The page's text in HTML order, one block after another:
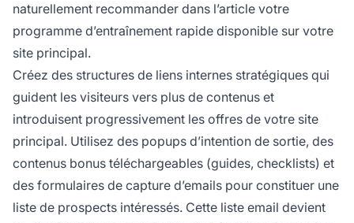
naturellement recommander dans l’article votre
programme d’entraînement rapide disponible sur votre
site principal.
Créez des structures de liens internes stratégiques qui
guident les visiteurs vers plus de contenus et
introduisent progressivement les offres de votre site
principal. Utilisez des popups d’intention de sortie, des
contenus bonus téléchargeables (guides, checklists) et
des formulaires de capture d’emails pour constituer une
liste de prospects intéressés. Cette liste email devient